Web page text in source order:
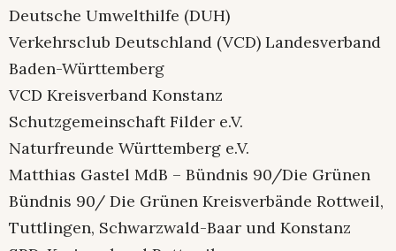
Deutsche Umwelthilfe (DUH)
Verkehrsclub Deutschland (VCD) Landesverband
Baden-Württemberg
VCD Kreisverband Konstanz
Schutzgemeinschaft Filder e.V.
Naturfreunde Württemberg e.V.
Matthias Gastel MdB – Bündnis 90/Die Grünen
Bündnis 90/ Die Grünen Kreisverbände Rottweil,
Tuttlingen, Schwarzwald-Baar und Konstanz